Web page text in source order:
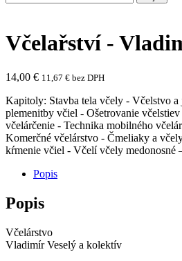
Včelařství -
14,00 € 11,67 € bez DPH
Kapitoly: Stavba tela včely - Včelstvo
plemenitby včiel - Ošetrovanie
včelárčenie - Technika mobilného
Komerčné včelárstvo - Čmeliaky a
kŕmenie včiel - Včelí včely medonosné
Popis
Popis
Včelárstvo
Vladimír Veselý a kolektív